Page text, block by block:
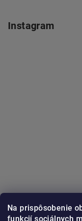
Na prispôsobenie
funkcií sociálnych
Instagram